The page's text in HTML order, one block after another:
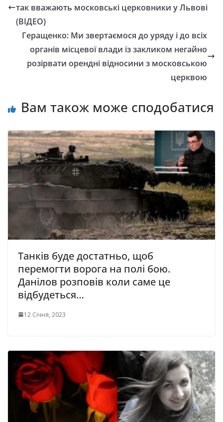
так вважають московські церковники у Львові
(ВІДЕО)
Геращенко: Ми звертаємося до уряду і до всіх
органів місцевої влади із закликом негайно
розірвати орендні відносини з московською
церквою
Вам також може сподобатися
Танків буде достатньо, щоб
перемогти ворога на полі бою.
Данілов розповів коли саме це
відбудеться…
12 Січня, 2023